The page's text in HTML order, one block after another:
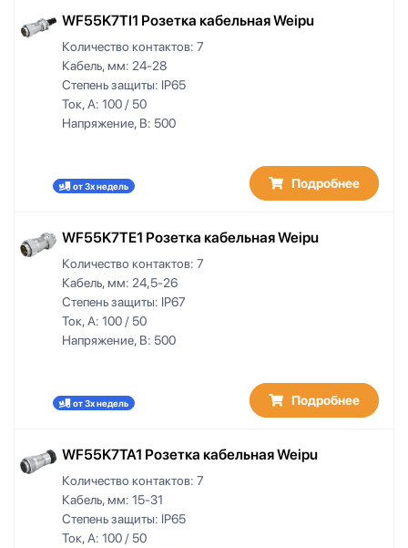
WF55K7TI1 Розетка кабельная Weipu
Количество контактов: 7
Кабель, мм: 24-28
Степень защиты: IP65
Ток, А: 100 / 50
Напряжение, В: 500
от 3х недель Подробнее
WF55K7TE1 Розетка кабельная Weipu
Количество контактов: 7
Кабель, мм: 24,5-26
Степень защиты: IP67
Ток, А: 100 / 50
Напряжение, В: 500
от 3х недель Подробнее
WF55K7TA1 Розетка кабельная Weipu
Количество контактов: 7
Кабель, мм: 15-31
Степень защиты: IP65
Ток, А: 100 / 50